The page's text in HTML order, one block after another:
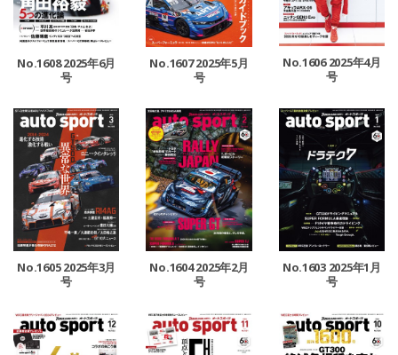
No.1608 2025年6月
号
No.1607 2025年5月
号
No.1606 2025年4月
号
No.1605 2025年3月
号
No.1604 2025年2月
号
No.1603 2025年1月
号